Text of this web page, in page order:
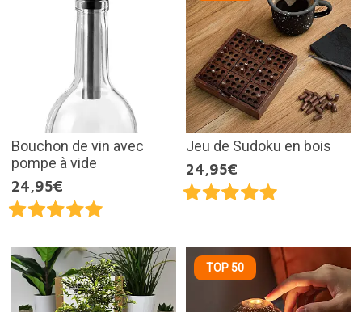
Bouchon de vin avec
pompe à vide
24,95€
Jeu de Sudoku en bois
24,95€
TOP 50